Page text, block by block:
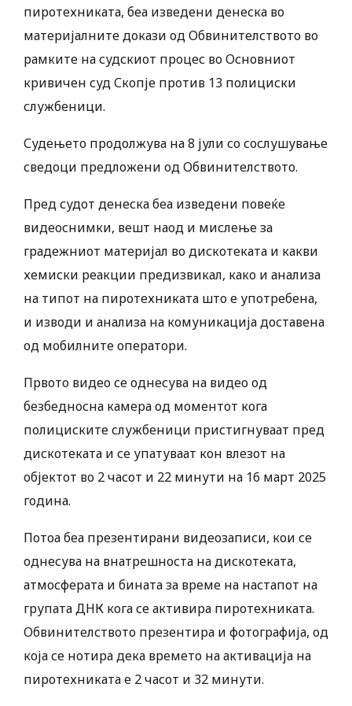
пиротехниката, беа изведени денеска во
материјалните докази од Обвинителството во
рамките на судскиот процес во Основниот
кривичен суд Скопје против 13 полициски
службеници.
Судењето продолжува на 8 јули со сослушување
сведоци предложени од Обвинителството.
Пред судот денеска беа изведени повеќе
видеоснимки, вешт наод и мислење за
градежниот материјал во дискотеката и какви
хемиски реакции предизвикал, како и анализа
на типот на пиротехниката што е употребена,
и изводи и анализа на комуникација доставена
од мобилните оператори.
Првото видео се однесува на видео од
безбедносна камера од моментот кога
полициските службеници пристигнуваат пред
дискотеката и се упатуваат кон влезот на
објектот во 2 часот и 22 минути на 16 март 2025
година.
Потоа беа презентирани видеозаписи, кои се
однесува на внатрешноста на дискотеката,
атмосферата и бината за време на настапот на
групата ДНК кога се активира пиротехниката.
Обвинителството презентира и фотографија, од
која се нотира дека времето на активација на
пиротехниката е 2 часот и 32 минути.